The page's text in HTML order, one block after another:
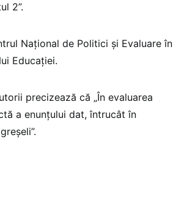
2”.
Național de Politici și Evaluare în
Educației.
precizează că „În evaluarea
a enunțului dat, întrucât în